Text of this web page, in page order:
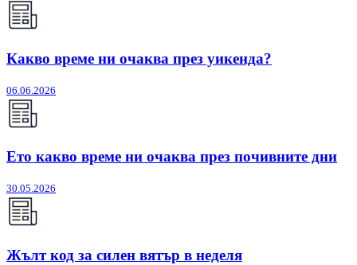
Какво време ни очаква през уикенда?
06.06.2026
Ето какво време ни очаква през почивните дни
30.05.2026
Жълт код за силен вятър в неделя